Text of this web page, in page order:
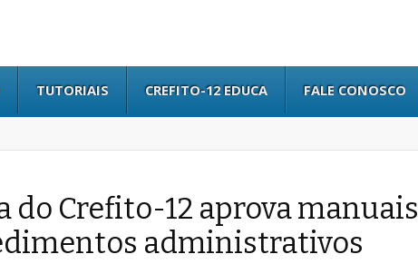
TUTORIAIS CREFITO-12 EDUCA FALE CONOSCO
do Crefito-12 aprova manuais
administrativos